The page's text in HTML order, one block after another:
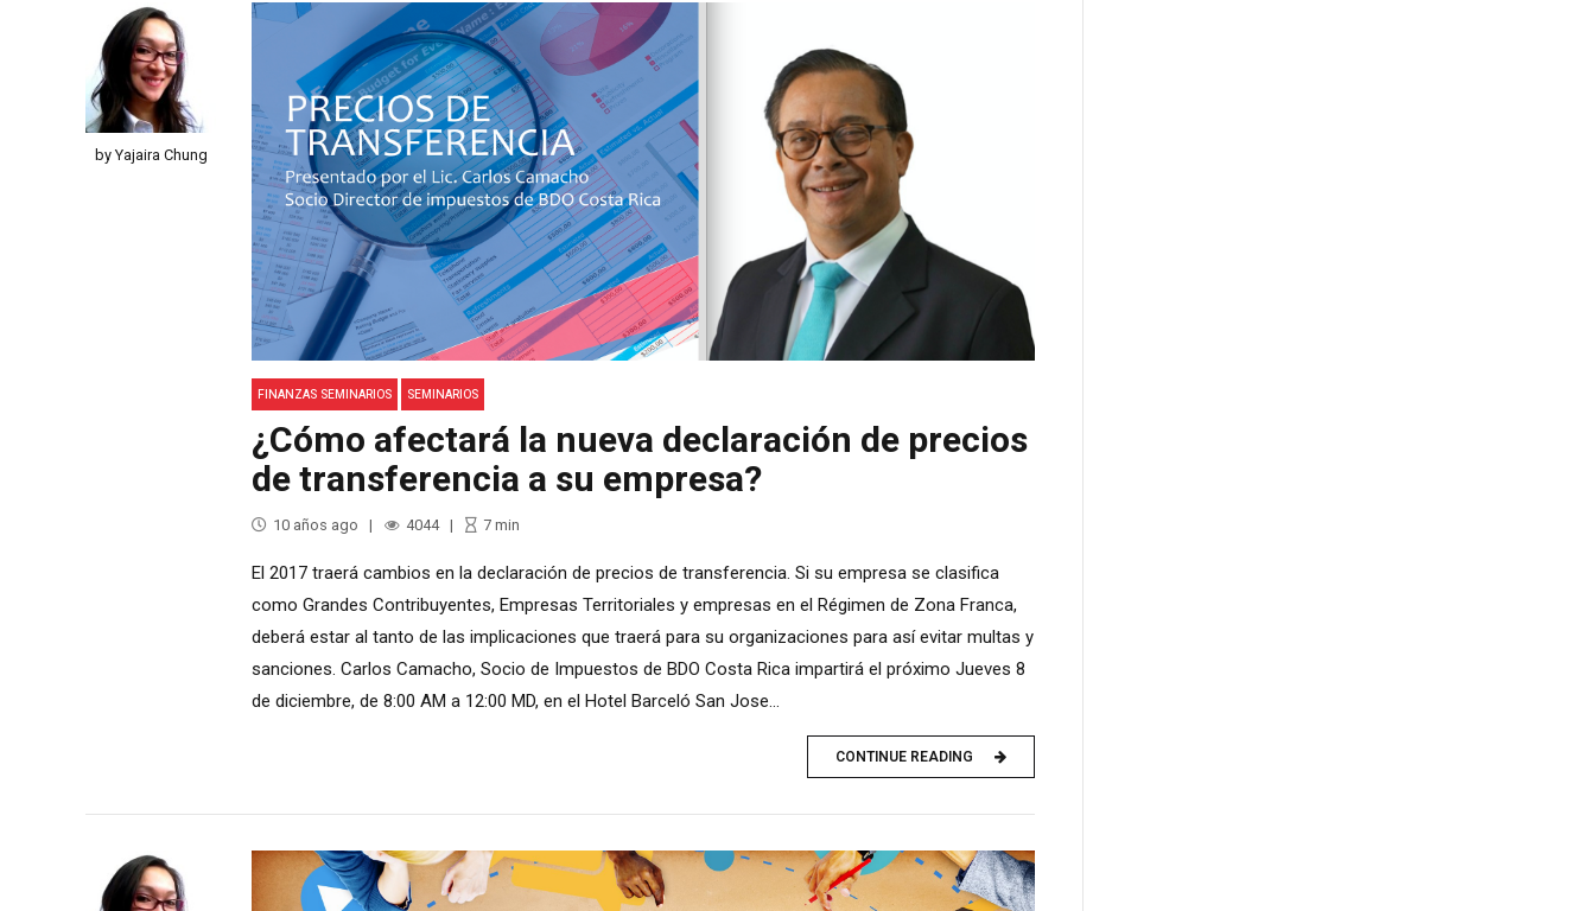
by Yajaira Chung
FINANZAS SEMINARIOS SEMINARIOS
¿Cómo afectará la nueva declaración de precios
de transferencia a su empresa?
10 años ago 4044 7min
El 2017 traerá cambios en la declaración de precios de transferencia. Si su empresa se clasifica
como Grandes Contribuyentes, Empresas Territoriales y empresas en el Régimen de Zona Franca,
deberá estar al tanto de las implicaciones que traerá para su organizaciones para así evitar multas y
sanciones. Carlos Camacho, Socio de Impuestos de BDO Costa Rica impartirá el próximo Jueves 8
de diciembre, de 8:00 AM a 12:00 MD, en el Hotel Barceló San Jose...
CONTINUE READING